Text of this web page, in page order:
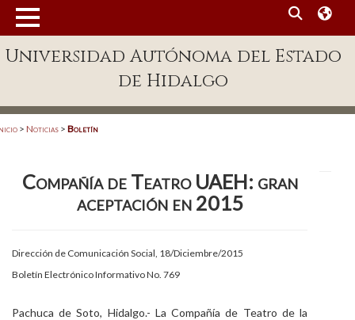
Enlaces
Patronato
Publicaciones en línea
Acreditación Internacional
Alumnado
Universidad Autónoma del Estado
de Hidalgo
> Noticias > Boletín
Compañía de Teatro UAEH: gran
aceptación en 2015
Dirección de Comunicación Social, 18/Diciembre/2015
Boletín Electrónico Informativo No. 769
Pachuca de Soto, Hidalgo.- La Compañía de Teatro de la